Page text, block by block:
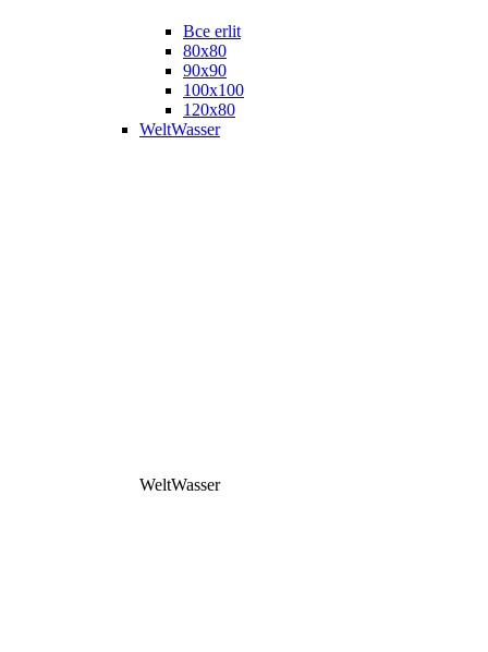
Все erlit
80x80
90x90
100x100
120x80
WeltWasser
WeltWasser